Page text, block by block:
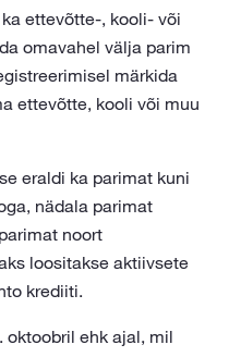
ettevõtte-, kooli- või
omavahel välja parim
märkida
ettevõtte, kooli või muu
eraldi ka parimat kuni
nädala parimat
noort
loositakse aktiivsete
krediiti.
oktoobril ehk ajal, mil